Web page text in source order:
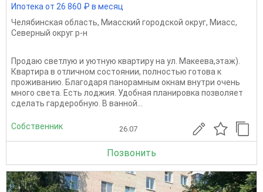
Ипотека от 26 860 ₽ в месяц
Челябинская область, Миасский городской округ, Миасс,
Северный округ р-н
Продаю светлую и уютную квартиру на ул. Макеева,этаж).
Квартира в отличном состоянии, полностью готова к
проживанию. Благодаря панорамным окнам внутри очень
много света. Есть лоджия. Удобная планировка позволяет
сделать гардеробную. В ванной...
Собственник 26.07
Позвонить